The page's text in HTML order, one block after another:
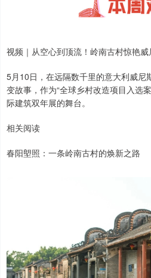
视频｜从空心到顶流！岭南古村惊艳威
5月10日，在远隔数千里的意大利威尼
变故事，作为“全球乡村改造项目入选
际建筑双年展的舞台。
相关阅读
春阳塱照：一条岭南古村的焕新之路